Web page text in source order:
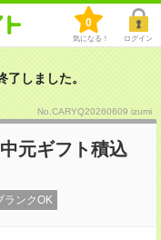
0
気になる！ ログイン
しました。
No.CARYQ20260609 izumi
元ギフト積込
ランクOK